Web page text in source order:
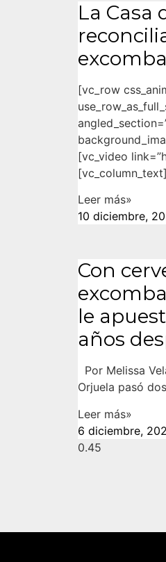
La Casa
[vc_row
[vc_video
Leer más»
10 diciembre,
Con
le
años
Por Melissa
Orjuela pasó
Leer más»
6 diciembre,